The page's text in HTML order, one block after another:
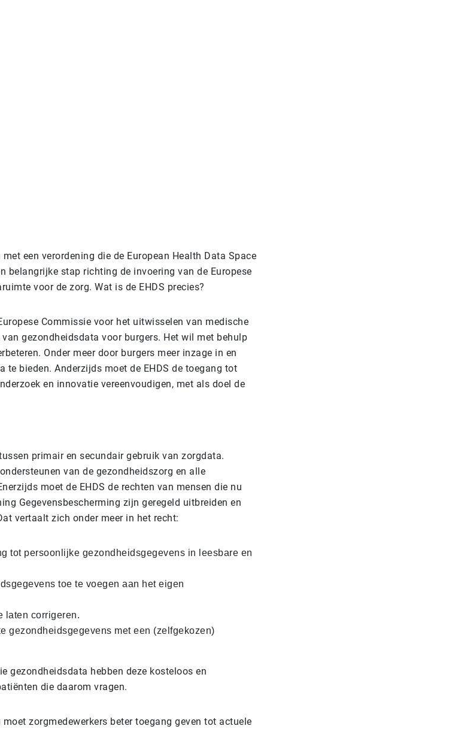
een verordening die de European Health Data Space
belangrijke stap richting de invoering van de Europese
voor de zorg. Wat is de EHDS precies?
Commissie voor het uitwisselen van medische
gezondheidsdata voor burgers. Het wil met behulp
Onder meer door burgers meer inzage in en
te bieden. Anderzijds moet de EHDS de toegang tot
en innovatie vereenvoudigen, met als doel de
primair en secundair gebruik van zorgdata.
van de gezondheidszorg en alle
moet de EHDS de rechten van mensen die nu
Gegevensbescherming zijn geregeld uitbreiden en
vertaalt zich onder meer in het recht:
tot persoonlijke gezondheidsgegevens in leesbare en
toe te voegen aan het eigen
laten corrigeren.
gezondheidsgegevens met een (zelfgekozen)
gezondheidsdata hebben deze kosteloos en
die daarom vragen.
zorgmedewerkers beter toegang geven tot actuele